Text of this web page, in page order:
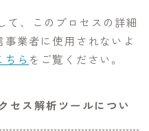
て、このプロセスの詳細
業者に使用されないよ
ちら をご覧ください。
セス解析ツールについ